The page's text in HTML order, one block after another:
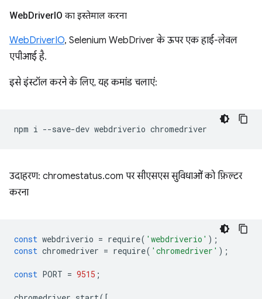
WebDriverIO का इस्तेमाल करना
WebDriverIO, Selenium WebDriver के ऊपर एक हाई-लेवल
एपीआई है.
इसे इंस्टॉल करने के लिए, यह कमांड चलाएं:
npm i --save-dev webdriverio
उदाहरण: chromestatus.com पर सीएसएस सुविधाओं को फ़िल्टर
करना
const webdriverio = require( 'webdriverio' );
const chromedriver = require( 'chromedriver' );
const PORT = 9515 ;